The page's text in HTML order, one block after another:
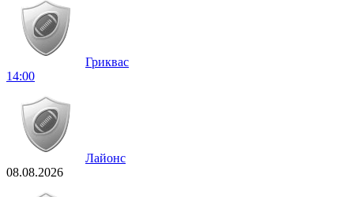
Гриквас
14:00
Лайонс
08.08.2026